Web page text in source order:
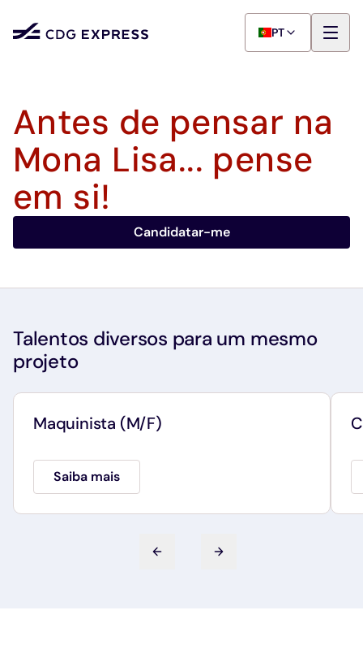
PT
Antes de pensar na
Mona Lisa... pense
em si!
Candidatar-me
Talentos diversos para um mesmo
projeto
Slide anteriorPróximo slide
Maquinista (M/F)
Saiba mais